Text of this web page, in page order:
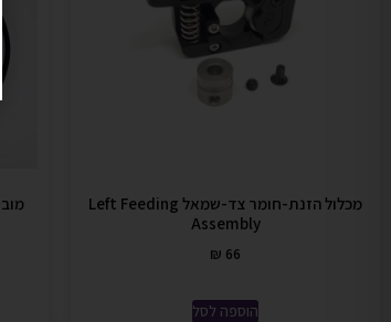
מכלול הזנת-חומר צד-שמאל Left Feeding
Assembly
₪ 66
הוספה לסל